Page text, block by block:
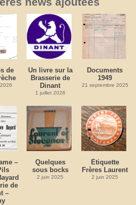
de
Un livre sur la
Brasserie de
Dinant
1 juillet 2026
Documents
1949
21 septembre 2025
–
de
–
Quelques
sous bocks
2 juin 2025
Étiquette
Frères Laurent
2 juin 2025